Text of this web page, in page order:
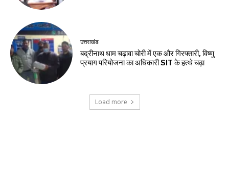
उत्तराखंड
बद्रीनाथ धाम चढ़ावा चोरी में एक और गिरफ्तारी, विष्णु
प्रयाग परियोजना का अधिकारी SIT के हत्थे चढ़ा
Load more